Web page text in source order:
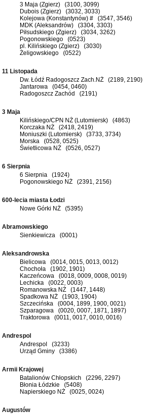
3 Maja (Zgierz) (3100, 3099)
Dubois (Zgierz) (3032, 3033)
Kolejowa (Konstantynów) # (3547, 3546)
MDK (Aleksandrów) (3304, 3303)
Piłsudskiego (Zgierz) (3034, 3262)
Pogonowskiego (0523)
pl. Kilińskiego (Zgierz) (3030)
Żeligowskiego (0522)
11 Listopada
Dw. Łódź Radogoszcz Zach.NŻ (2189, 2190)
Jantarowa (0454, 0460)
Radogoszcz Zachód (2191)
3 Maja
Kilińskiego/CPN NŻ (Lutomiersk) (4863)
Korczaka NŻ (2418, 2419)
Moniuszki (Lutomiersk) (3733, 3734)
Morska (0528, 0525)
Świetlicowa NŻ (0526, 0527)
6 Sierpnia
6 Sierpnia (1924)
Pogonowskiego NŻ (2391, 2156)
600-lecia miasta Łodzi
Nowe Górki NŻ (5395)
Abramowskiego
Sienkiewicza (0001)
Aleksandrowska
Bielicowa (0014, 0015, 0013, 0012)
Chochoła (1902, 1901)
Kaczeńcowa (0018, 0009, 0008, 0019)
Lechicka (0022, 0003)
Romanowska NŻ (1447, 1448)
Spadkowa NŻ (1903, 1904)
Szczecińska (0004, 1899, 1900, 0021)
Szparagowa (0020, 0007, 1871, 1897)
Traktorowa (0011, 0017, 0010, 0016)
Andrespol
Andrespol (3233)
Urząd Gminy (3386)
Armii Krajowej
Batalionów Chłopskich (2296, 2297)
Błonia Łódzkie (5408)
Napierskiego NŻ (0025, 0024)
Augustów